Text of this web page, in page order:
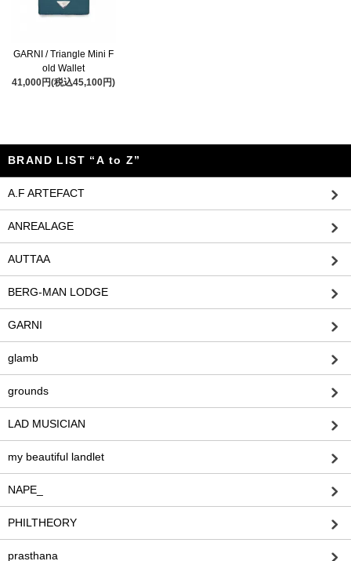
GARNI / Triangle Mini F
old Wallet
41,000円(税込45,100円)
BRAND LIST “A to Z”
A.F ARTEFACT
ANREALAGE
AUTTAA
BERG-MAN LODGE
GARNI
glamb
grounds
LAD MUSICIAN
my beautiful landlet
NAPE_
PHILTHEORY
prasthana